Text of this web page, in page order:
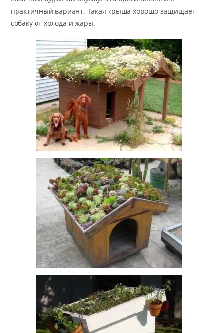
практичный вариант. Такая крыша хорошо защищает
собаку от холода и жары.